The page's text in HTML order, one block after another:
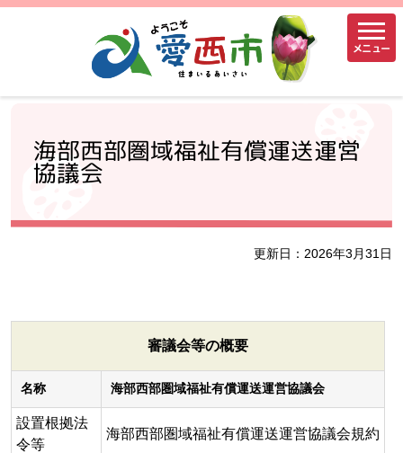
メニュー
海部西部圏域福祉有償運送運営
協議会
更新日：2026年3月31日
審議会等の概要
名称 海部西部圏域福祉有償運送運営協議会
設置根拠法
令等
海部西部圏域福祉有償運送運営協議会規約